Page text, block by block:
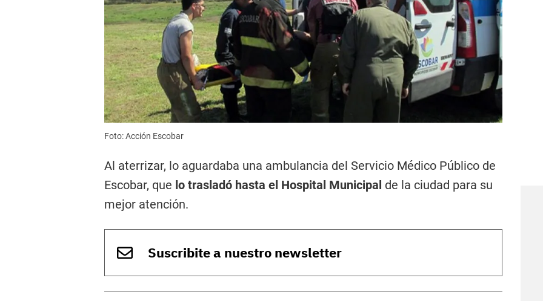
Foto: Acción Escobar
Al aterrizar, lo aguardaba una ambulancia del Servicio Médico Público de
Escobar, que lo trasladó hasta el Hospital Municipal de la ciudad para su
mejor atención.
Suscribite a nuestro newsletter